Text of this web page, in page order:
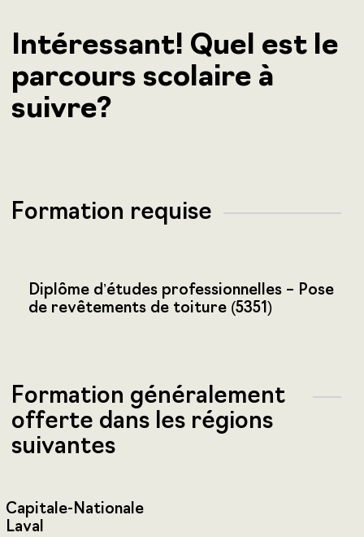
Intéressant! Quel est le
parcours scolaire à
suivre?
Formation requise
Diplôme d’études professionnelles – Pose
de revêtements de toiture (5351)
Formation généralement
offerte dans les régions
suivantes
Capitale-Nationale
Laval